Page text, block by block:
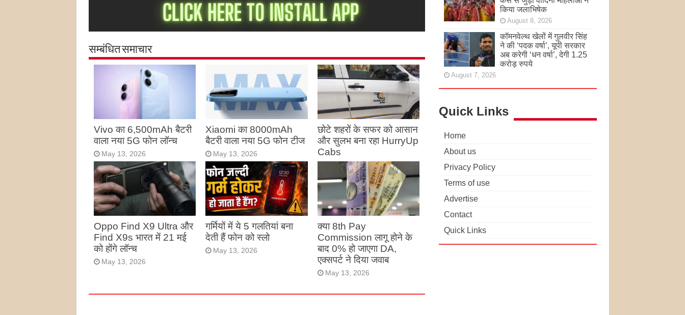
सम्बंधित समाचार
Vivo का 6,500mAh बैटरी
वाला नया 5G फोन लॉन्च
May 13, 2026
Xiaomi का 8000mAh
बैटरी वाला नया 5G फोन टीज
May 13, 2026
छोटे शहरों के सफर को आसान
और सुलभ बना रहा HurryUp
Cabs
May 13, 2026
Oppo Find X9 Ultra और
Find X9s भारत में 21 मई
को होंगे लॉन्च
May 13, 2026
गर्मियों में ये 5 गलतियां बना
देती हैं फोन को स्लो
May 13, 2026
क्या 8th Pay
Commission लागू होने के
बाद 0% हो जाएगा DA,
एक्सपर्ट ने दिया जवाब
May 13, 2026
किया जलाभिषेक
August 8, 2026
कॉमनवेल्थ खेलों में गुलवीर सिंह
ने की ‘पदक वर्षा’, यूपी सरकार
अब करेगी ‘धन वर्षा’, देगी 1.25
करोड़ रुपये
August 7, 2026
Quick Links
Home
About us
Privacy Policy
Terms of use
Advertise
Contact
Quick Links